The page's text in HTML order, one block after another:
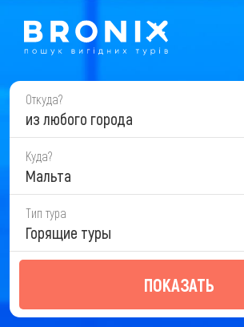
Откуда?
из любого города
Куда?
Мальта
Тип тура
Горящие туры
ПОКАЗАТЬ